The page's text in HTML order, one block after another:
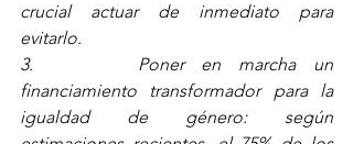
crucial actuar de inmediato para
evitarlo.
3.      Poner en marcha un
financiamiento transformador para la
igualdad de género: según